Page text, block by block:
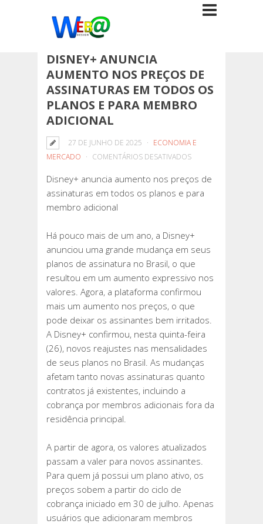
DISNEY+ ANUNCIA
AUMENTO NOS PREÇOS DE
ASSINATURAS EM TODOS OS
PLANOS E PARA MEMBRO
ADICIONAL
27 DE JUNHO DE 2025
ECONOMIA E
MERCADO
COMENTÁRIOS DESATIVADOSEM
ANUNCIA
AUMENTO
DE
ASSINATURAS
EM
TODOS
OS
PLANOS
E
PARA
MEMBRO
ADICIONAL
Disney+ anuncia aumento nos preços de
assinaturas em todos os planos e para
membro adicional
Há pouco mais de um ano, a Disney+
anunciou uma grande mudança em seus
planos de assinatura no Brasil, o que
resultou em um aumento expressivo nos
valores. Agora, a plataforma confirmou
mais um aumento nos preços, o que
pode deixar os assinantes bem irritados.
A Disney+ confirmou, nesta quinta-feira
(26), novos reajustes nas mensalidades
de seus planos no Brasil. As mudanças
afetam tanto novas assinaturas quanto
contratos já existentes, incluindo a
cobrança por membros adicionais fora da
residência principal.
A partir de agora, os valores atualizados
passam a valer para novos assinantes.
Para quem já possui um plano ativo, os
preços sobem a partir do ciclo de
cobrança iniciado em 30 de julho. Apenas
usuários que adicionaram membros